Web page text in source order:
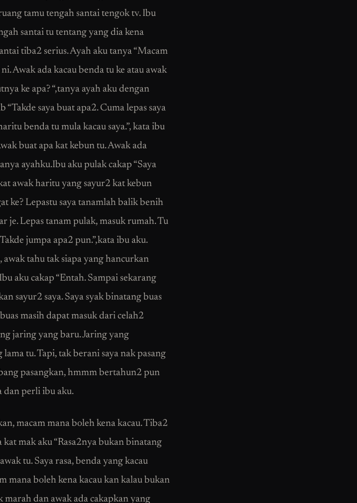
tamu tengah santai tengok tv. Ibu
santai tu tentang yang dia kena
tiba2 serius. Ayah aku tanya “Macam
Awak ada kacau benda tu ke atau awak
ke apa? “,tanya ayah aku dengan
saya buat apa2. Cuma lepas saya
benda tu mula kacau saya.”, kata ibu
buat apa kat kebun tu. Awak ada
ayahku.Ibu aku pulak cakap “Saya
awak haritu yang sayur2 kat kebun
ke? Lepastu saya tanamlah balik benih
je. Lepas tanam pulak, masuk rumah. Tu
jumpa apa2 pun.”,kata ibu aku.
tahu tak siapa yang hancurkan
aku cakap “Entah. Sampai sekarang
sayur2 saya. Saya syak binatang buas
masih dapat masuk dari celah2
jaring yang baru. Jaring yang
tu. Tapi, tak berani saya nak pasang
pasangkan, hmmm bertahun2 pun
dan perli ibu aku.
macam mana boleh kena kacau. Tiba2
mak aku “Rasa2nya bukan binatang
tu. Saya rasa, benda yang kacau
mana boleh kena kacau kan kalau bukan
marah dan awak ada cakapkan yang